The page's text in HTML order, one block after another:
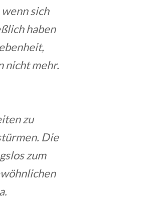
sich
haben
nicht mehr.
zu
Die
zum